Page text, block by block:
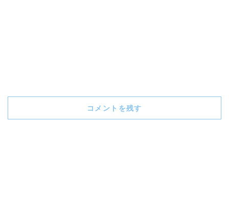
コメントを残す